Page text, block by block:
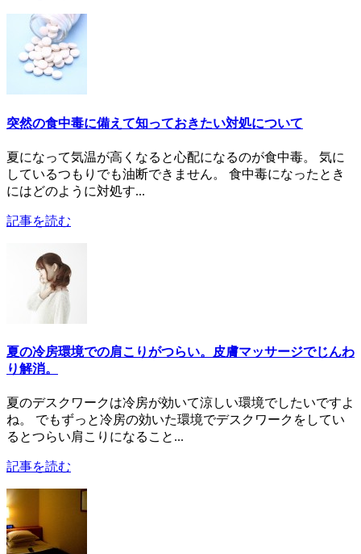
突然の食中毒に備えて知っておきたい対処について
夏になって気温が高くなると心配になるのが食中毒。 気に
しているつもりでも油断できません。 食中毒になったとき
にはどのように対処す...
記事を読む
夏の冷房環境での肩こりがつらい。皮膚マッサージでじんわ
り解消。
夏のデスクワークは冷房が効いて涼しい環境でしたいですよ
ね。 でもずっと冷房の効いた環境でデスクワークをしてい
るとつらい肩こりになること...
記事を読む